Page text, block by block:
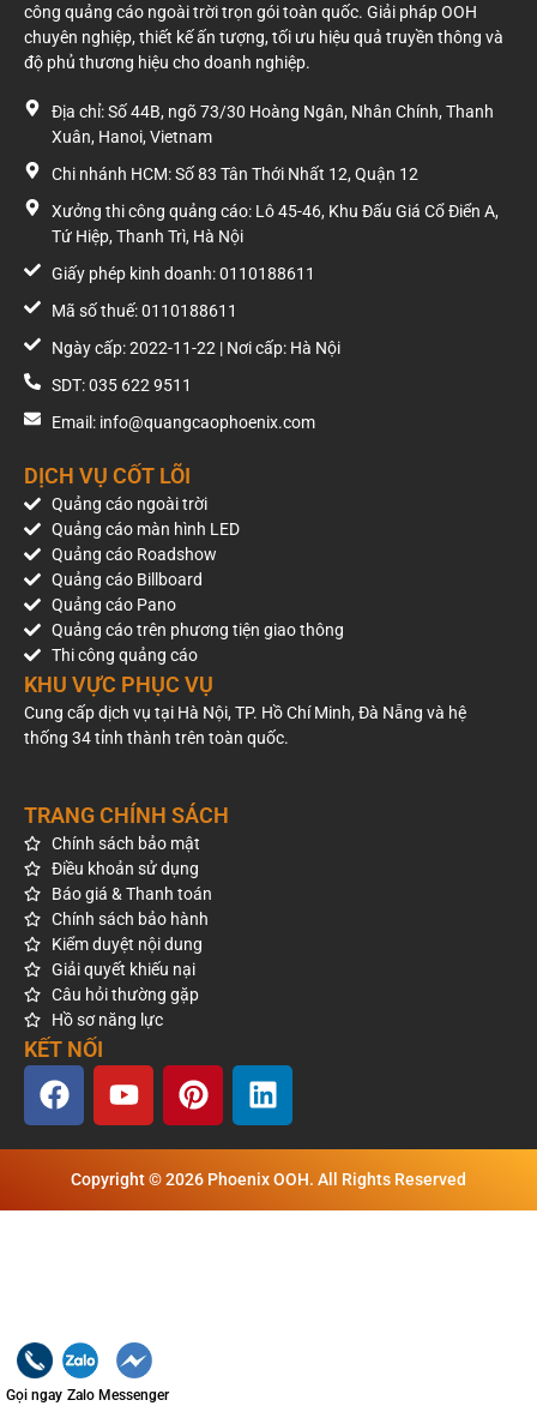
Chiến dịch roadshow xe ô tô 4 chỗ cho dự án ERA
Phoenix Media Group với kinh nghiệm, sự chuyên nghiệp và
quy trình làm việc bài bản, cam kết mang đến những chiến
dịch roadshow xe ô tô 4 chỗ đạt được mục tiêu quảng bá, tạo
Phoenix Media Group để được tư vấn miễn phí và nhận báo
giá roadshow xe ô tô 4 chỗ chi tiết cho chiến dịch roadshow
công quảng cáo ngoài trời trọn gói toàn quốc. Giải pháp OOH
chuyên nghiệp, thiết kế ấn tượng, tối ưu hiệu quả truyền thông và
độ phủ thương hiệu cho doanh nghiệp.
Địa chỉ: Số 44B, ngõ 73/30 Hoàng Ngân, Nhân Chính, Thanh
Xuân, Hanoi, Vietnam
Chi nhánh HCM: Số 83 Tân Thới Nhất 12, Quận 12
Xưởng thi công quảng cáo: Lô 45-46, Khu Đấu Giá Cổ Điển A,
Tứ Hiệp, Thanh Trì, Hà Nội
Giấy phép kinh doanh: 0110188611
Mã số thuế: 0110188611
Ngày cấp: 2022-11-22 | Nơi cấp: Hà Nội
SDT: 035 622 9511
Email: info@quangcaophoenix.com
Gọi ngay Zalo Messenger
DỊCH VỤ CỐT LÕI
Quảng cáo ngoài trời
Quảng cáo màn hình LED
Quảng cáo Roadshow
Quảng cáo Billboard
Quảng cáo Pano
Quảng cáo trên phương tiện giao thông
Thi công quảng cáo
KHU VỰC PHỤC VỤ
Cung cấp dịch vụ tại Hà Nội, TP. Hồ Chí Minh, Đà Nẵng và hệ
thống 34 tỉnh thành trên toàn quốc.
TRANG CHÍNH SÁCH
Chính sách bảo mật
Điều khoản sử dụng
Báo giá & Thanh toán
Chính sách bảo hành
Kiểm duyệt nội dung
Giải quyết khiếu nại
Câu hỏi thường gặp
Hồ sơ năng lực
KẾT NỐI
Copyright © 2026 Phoenix OOH. All Rights Reserved